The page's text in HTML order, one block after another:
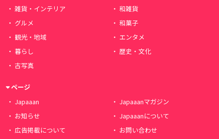
雑貨・インテリア
和雑貨
グルメ
和菓子
観光・地域
エンタメ
暮らし
歴史・文化
古写真
ページ
Japaaan
Japaaanマガジン
お知らせ
Japaaanについて
広告掲載について
お問い合わせ